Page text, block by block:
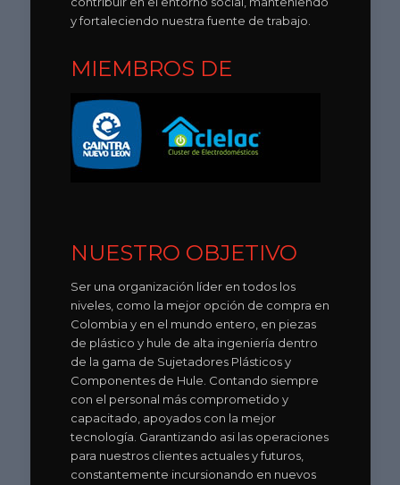
y fortaleciendo nuestra fuente de trabajo.
MIEMBROS DE
NUESTRO OBJETIVO
Ser una organización líder en todos los
niveles, como la mejor opción de compra en
Colombia y en el mundo entero, en piezas
de plástico y hule de alta ingeniería dentro
de la gama de Sujetadores Plásticos y
Componentes de Hule. Contando siempre
con el personal más comprometido y
capacitado, apoyados con la mejor
tecnología. Garantizando asi las operaciones
para nuestros clientes actuales y futuros,
constantemente incursionando en nuevos